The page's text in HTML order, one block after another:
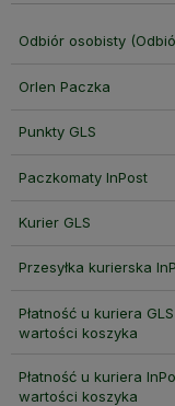
Odbiór osobisty
Orlen Paczka
Punkty GLS
Paczkomaty InPost
Kurier GLS
Przesyłka kurierska
Płatność u kuriera
wartości koszyka
Płatność u kuriera
wartości koszyka